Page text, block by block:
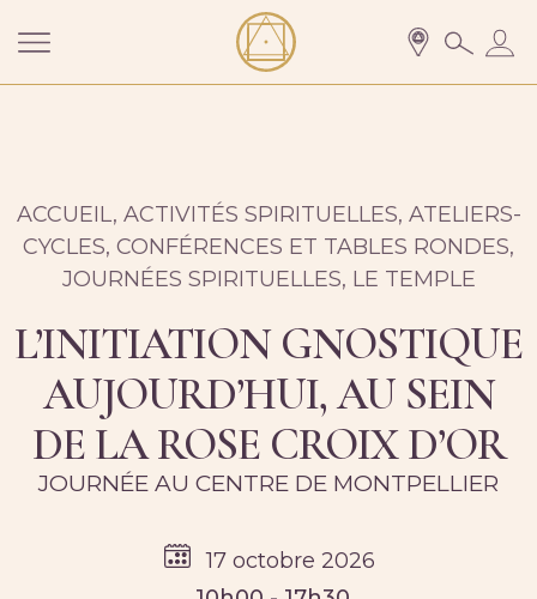
ACCUEIL, ACTIVITÉS SPIRITUELLES, ATELIERS-
CYCLES, CONFÉRENCES ET TABLES RONDES,
JOURNÉES SPIRITUELLES, LE TEMPLE
L’INITIATION GNOSTIQUE
AUJOURD’HUI, AU SEIN
DE LA ROSE CROIX D’OR
JOURNÉE AU CENTRE DE MONTPELLIER
17 octobre 2026